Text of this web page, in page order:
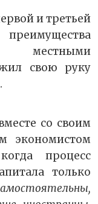
и третьей
свою руку
со своим
экономистом
процесс
только